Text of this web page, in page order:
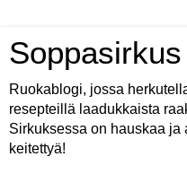
Soppasirkus
Ruokablogi, jossa
resepteillä laadukkaista
Sirkuksessa on hauskaa ja
keitettyä!